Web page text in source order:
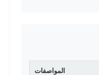
المواصفات